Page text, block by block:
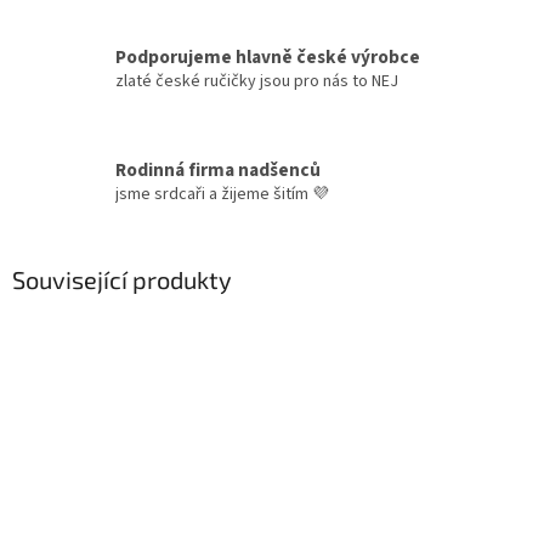
Podporujeme hlavně české výrobce
zlaté české ručičky jsou pro nás to NEJ
Rodinná firma nadšenců
jsme srdcaři a žijeme šitím 💜
Související produkty